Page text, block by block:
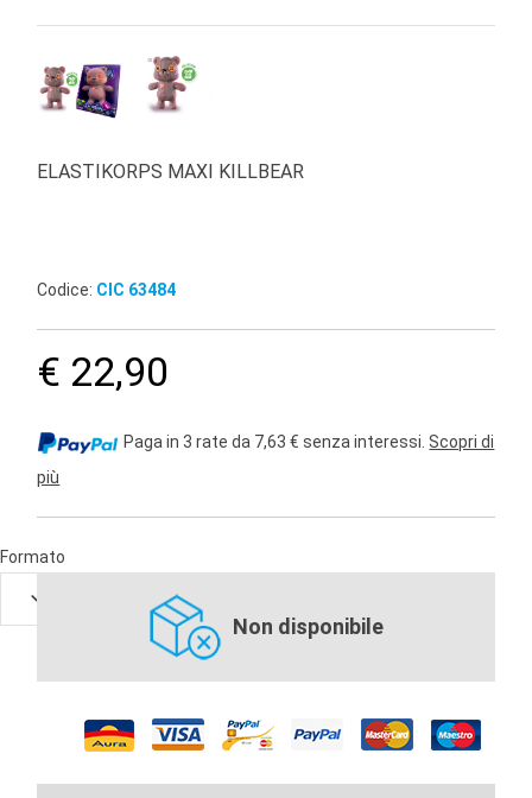
BRAND
ELASTIKORPS MAXI KILLBEAR
Codice: CIC 63484
€ 22,90
Paga in 3 rate da 7,63 € senza interessi.Scopri di
più
Formato
Non disponibile